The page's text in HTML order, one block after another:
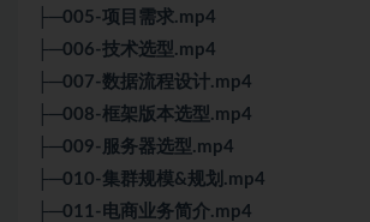
├─005-项目需求.mp4
├─006-技术选型.mp4
├─007-数据流程设计.mp4
├─008-框架版本选型.mp4
├─009-服务器选型.mp4
├─010-集群规模&规划.mp4
├─011-电商业务简介.mp4